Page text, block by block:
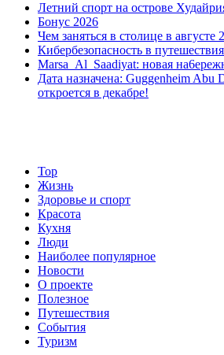
чего
Летний спорт на острове
Бонус 2026
Чем заняться в столице в августе
Кибербезопасность в
Marsa Al Saadiyat: новая
Дата назначена: Guggenheim Abu
откроется в декабре!
Top
Жизнь
Здоровье и спорт
Красота
Кухня
Люди
Наиболее популярное
Новости
О проекте
Полезное
Путешествия
События
Туризм